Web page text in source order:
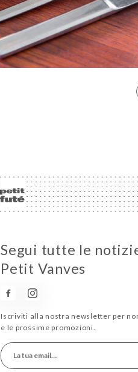
Segui tutte le
Petit Vanves
Iscriviti alla nostra newsletter per
e le prossime promozioni.